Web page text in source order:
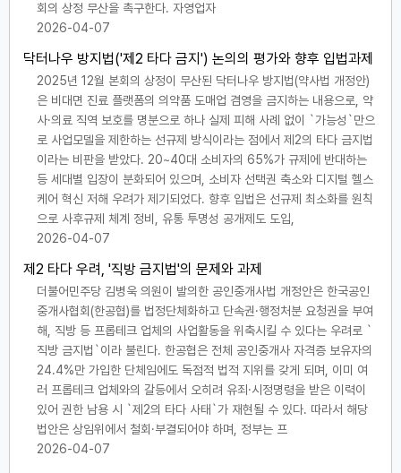
회의 상정 무산을 촉구한다. 자영업자
2026-04-07
닥터나우 방지법('제2 타다 금지') 논의의 평가와 향후 입법과제
2025년 12월 본회의 상정이 무산된 닥터나우 방지법(약사법 개정안)
은 비대면 진료 플랫폼의 의약품 도매업 겸영을 금지하는 내용으로, 약
사·의료 직역 보호를 명분으로 하나 실제 피해 사례 없이 `가능성`만으
로 사업모델을 제한하는 선규제 방식이라는 점에서 제2의 타다 금지법
이라는 비판을 받았다. 20~40대 소비자의 65%가 규제에 반대하는
등 세대별 입장이 분화되어 있으며, 소비자 선택권 축소와 디지털 헬스
케어 혁신 저해 우려가 제기되었다. 향후 입법은 선규제 최소화를 원칙
으로 사후규제 체계 정비, 유통 투명성 공개제도 도입,
2026-04-07
제2 타다 우려, '직방 금지법'의 문제와 과제
더불어민주당 김병욱 의원이 발의한 공인중개사법 개정안은 한국공인
중개사협회(한공협)를 법정단체화하고 단속권·행정처분 요청권을 부여
해, 직방 등 프롭테크 업체의 사업활동을 위축시킬 수 있다는 우려로 `
직방 금지법`이라 불린다. 한공협은 전체 공인중개사 자격증 보유자의
24.4%만 가입한 단체임에도 독점적 법적 지위를 갖게 되며, 이미 여
러 프롭테크 업체와의 갈등에서 오히려 유죄·시정명령을 받은 이력이
있어 권한 남용 시 `제2의 타다 사태`가 재현될 수 있다. 따라서 해당
법안은 상임위에서 철회·부결되어야 하며, 정부는 프
2026-04-07